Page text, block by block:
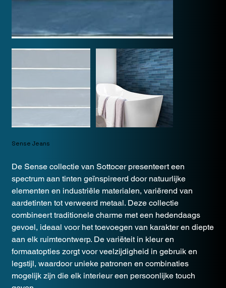
Sense Jeans
De Sense collectie van Sottocer presenteert een
spectrum aan tinten geïnspireerd door natuurlijke
elementen en industriële materialen, variërend van
aardetinten tot verweerd metaal. Deze collectie
combineert traditionele charme met een hedendaags
gevoel, ideaal voor het toevoegen van karakter en diepte
aan elk ruimteontwerp. De variëteit in kleur en
formaatopties zorgt voor veelzijdigheid in gebruik en
legstijl, waardoor unieke patronen en combinaties
mogelijk zijn die elk interieur een persoonlijke touch